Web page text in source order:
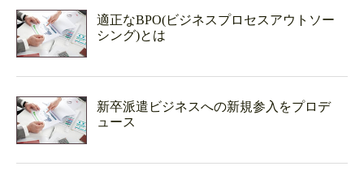
適正なBPO(ビジネスプロセスアウトソー
シング)とは
新卒派遣ビジネスへの新規参入をプロデ
ュース